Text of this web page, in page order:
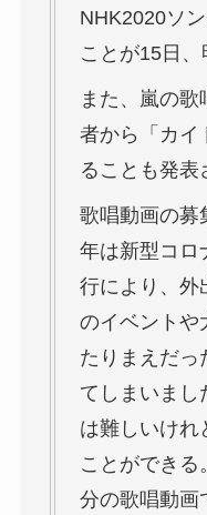
NHK2020ソ
ことが15日、
また、嵐の
者から「カイ
ることも発表
歌唱動画の募
年は新型コロ
行により、外
のイベントや
たりまえだっ
てしまいまし
は難しいけれ
ことができる
分の歌唱動画